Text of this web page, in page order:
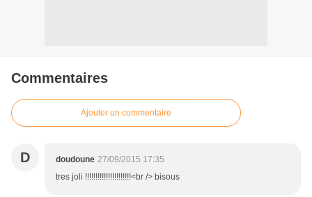
Commentaires
Ajouter un commentaire
D doudoune 27/09/2015 17:35
tres joli !!!!!!!!!!!!!!!!!!!!!!<br /> bisous